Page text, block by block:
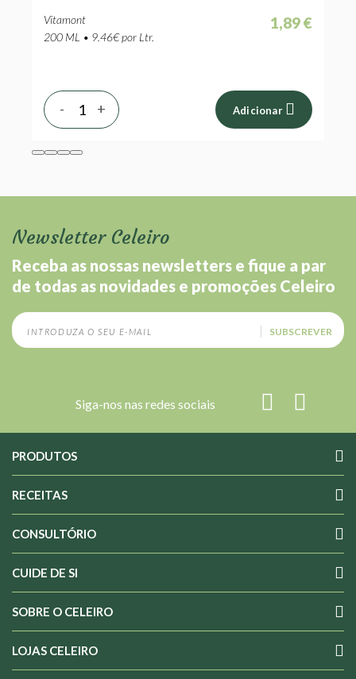
Vitamont
200 ML • 9.46€ por Ltr.
1,89 €
+
- Adicionar
Newsletter Celeiro
Receba as nossas newsletters e fique a par
de todas as novidades e promoções Celeiro
SUBSCREVER
Siga-nos nas redes sociais
PRODUTOS
RECEITAS
CONSULTÓRIO
CUIDE DE SI
SOBRE O CELEIRO
LOJAS CELEIRO